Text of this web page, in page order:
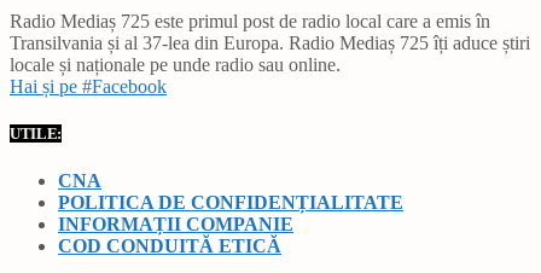
Radio Mediaș 725 este primul post de radio local care a emis în
Transilvania și al 37-lea din Europa. Radio Mediaș 725 îți aduce știri
locale și naționale pe unde radio sau online.
Hai și pe #Facebook
UTILE:
CNA
POLITICA DE CONFIDENȚIALITATE
INFORMAȚII COMPANIE
COD CONDUITĂ ETICĂ